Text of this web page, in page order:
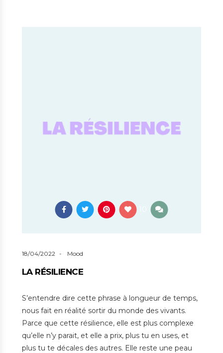
10
18/04/2022 Mood
LA RÉSILIENCE
S’entendre dire cette phrase à longueur de temps,
nous fait en réalité sortir du monde des vivants.
Parce que cette résilience, elle est plus complexe
qu’elle n’y parait, et elle a prix, plus tu en uses, et
plus tu te décales des autres. Elle reste une peau